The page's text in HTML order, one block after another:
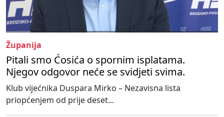
Županija
Pitali smo Ćosića o spornim isplatama.
Njegov odgovor neće se svidjeti svima.
Klub vijećnika Duspara Mirko – Nezavisna lista
priopćenjem od prije deset...